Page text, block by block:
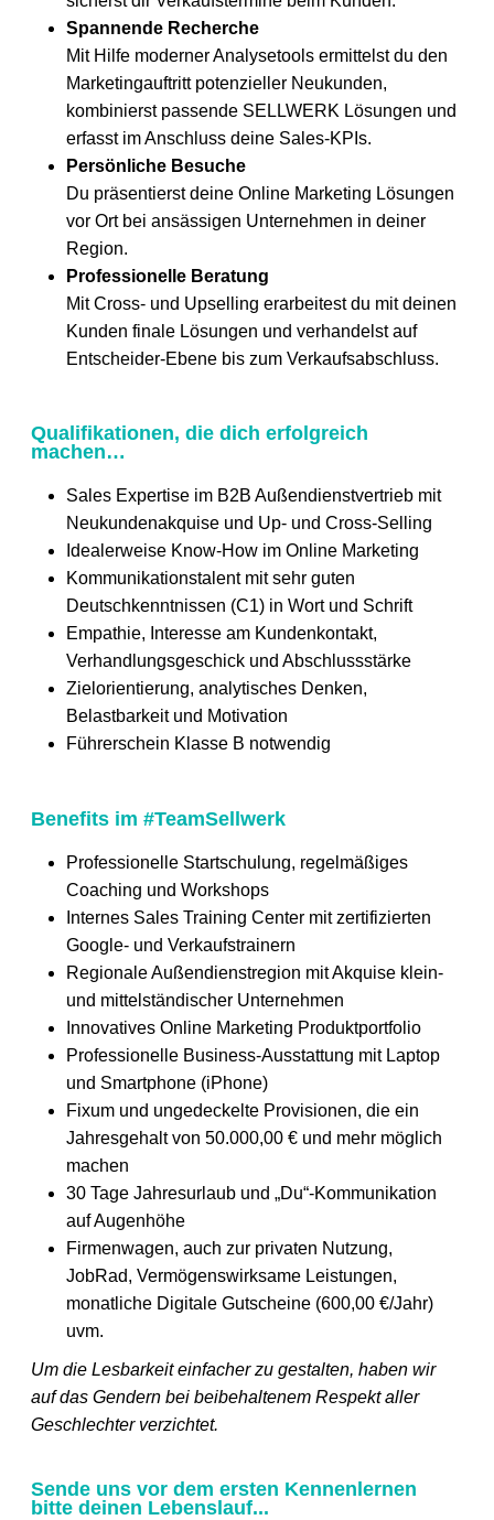
Spannende Recherche
Mit Hilfe moderner Analysetools ermittelst du den
Marketingauftritt potenzieller Neukunden,
kombinierst passende SELLWERK Lösungen und
erfasst im Anschluss deine Sales-KPIs.
Persönliche Besuche
Du präsentierst deine Online Marketing Lösungen
vor Ort bei ansässigen Unternehmen in deiner
Region.
Professionelle Beratung
Mit Cross- und Upselling erarbeitest du mit deinen
Kunden finale Lösungen und verhandelst auf
Entscheider-Ebene bis zum Verkaufsabschluss.
Qualifikationen, die dich erfolgreich
machen…
Sales Expertise im B2B Außendienstvertrieb mit
Neukundenakquise und Up- und Cross-Selling
Idealerweise Know-How im Online Marketing
Kommunikationstalent mit sehr guten
Deutschkenntnissen (C1) in Wort und Schrift
Empathie, Interesse am Kundenkontakt,
Verhandlungsgeschick und Abschlussstärke
Zielorientierung, analytisches Denken,
Belastbarkeit und Motivation
Führerschein Klasse B notwendig
Benefits im #TeamSellwerk
Professionelle Startschulung, regelmäßiges
Coaching und Workshops
Internes Sales Training Center mit zertifizierten
Google- und Verkaufstrainern
Regionale Außendienstregion mit Akquise klein-
und mittelständischer Unternehmen
Innovatives Online Marketing Produktportfolio
Professionelle Business-Ausstattung mit Laptop
und Smartphone (iPhone)
Fixum und ungedeckelte Provisionen, die ein
Jahresgehalt von 50.000,00 € und mehr möglich
machen
30 Tage Jahresurlaub und „Du“-Kommunikation
auf Augenhöhe
Firmenwagen, auch zur privaten Nutzung,
JobRad, Vermögenswirksame Leistungen,
monatliche Digitale Gutscheine (600,00 €/Jahr)
uvm.
Um die Lesbarkeit einfacher zu gestalten, haben wir
auf das Gendern bei beibehaltenem Respekt aller
Geschlechter verzichtet.
Sende uns vor dem ersten Kennenlernen
bitte deinen Lebenslauf...